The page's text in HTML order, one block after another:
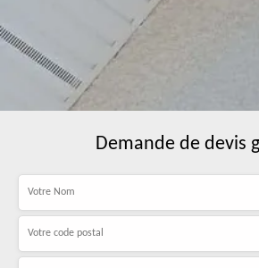
Demande de devis